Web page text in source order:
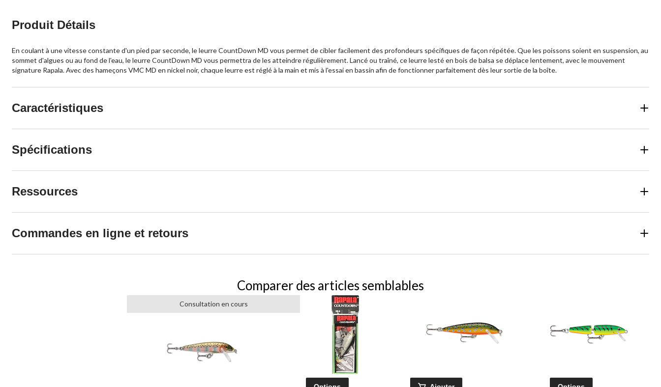
Produit Détails
En coulant à une vitesse constante d'un pied par seconde, le leurre CountDown MD vous permet de cibler facilement des profondeurs spécifiques de façon répétée. Que les poissons soient en suspension, au
sommet d'algues ou au fond de l'eau, le leurre CountDown MD vous permettra de les atteindre régulièrement. Lancé ou traîné, ce leurre lesté en bois de balsa se déplace lentement, avec le mouvement
signature Rapala. Avec des hameçons VMC MD en nickel noir, chaque leurre est réglé à la main et mis à l'essai en bassin afin de fonctionner parfaitement dès leur sortie de la boîte.
Caractéristiques
Spécifications
Ressources
Commandes en ligne et retours
Comparer des articles semblables
Consultation en cours